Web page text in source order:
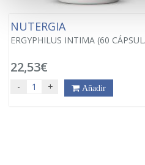
NUTERGIA
ERGYPHILUS INTIMA (60
22,53€
- + Añadir